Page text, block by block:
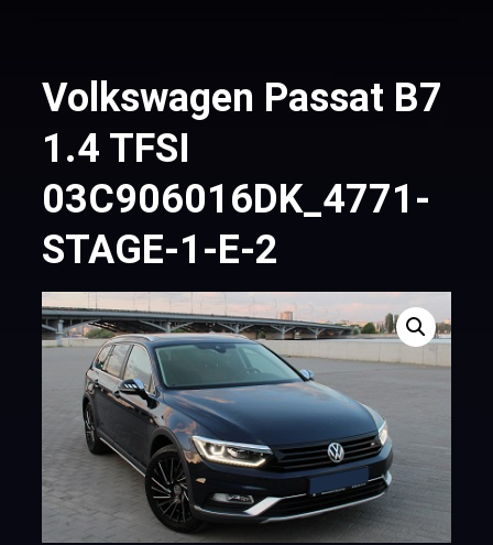
Volkswagen Passat B7
1.4 TFSI
03C906016DK_4771-
STAGE-1-E-2